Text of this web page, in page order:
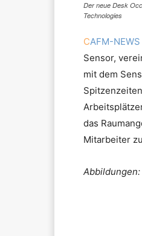
Der neue Desk
Technologies
CAFM-NEWS
Sensor,
mit dem
das
Mitarbeiter